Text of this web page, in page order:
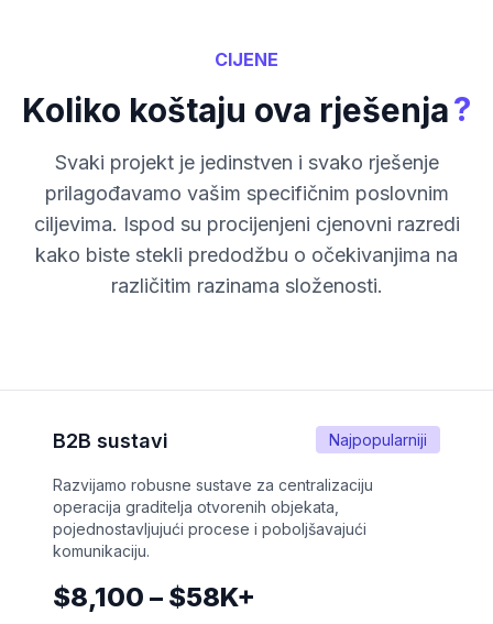
CIJENE
Koliko koštaju ova rješenja?
Svaki projekt je jedinstven i svako rješenje
prilagođavamo vašim specifičnim poslovnim
ciljevima. Ispod su procijenjeni cjenovni razredi
kako biste stekli predodžbu o očekivanjima na
različitim razinama složenosti.
Najpopularniji
B2B sustavi
Razvijamo robusne sustave za centralizaciju
operacija graditelja otvorenih objekata,
pojednostavljujući procese i poboljšavajući
komunikaciju.
$8,100 – $58K+